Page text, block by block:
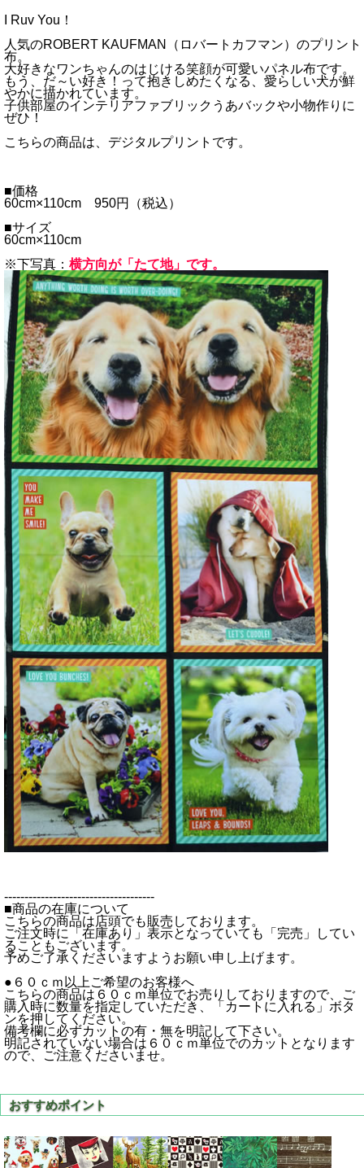
I Ruv You！
人気のROBERT KAUFMAN（ロバートカフマン）のプリント
布。
大好きなワンちゃんのはじける笑顔が可愛いパネル布です。
もう、だ～い好き！って抱きしめたくなる、愛らしい犬が鮮
やかに描かれています。
子供部屋のインテリアファブリックうあバックや小物作りに
ぜひ！
こちらの商品は、デジタルプリントです。
■価格
60cm×110cm 950円（税込）
■サイズ
60cm×110cm
※下写真： 横方向が「たて地」です。
-------------------------------------
■商品の在庫について
こちらの商品は店頭でも販売しております。
ご注文時に「在庫あり」表示となっていても「完売」してい
ることもございます。
予めご了承くださいますようお願い申し上げます。
●６０ｃｍ以上ご希望のお客様へ
こちらの商品は６０ｃｍ単位でお売りしておりますので、ご
購入時に数量を指定していただき、「カートに入れる」ボタ
ンを押してください。
備考欄に必ずカットの有・無を明記して下さい。
明記されていない場合は６０ｃｍ単位でのカットとなります
ので、ご注意くださいませ。